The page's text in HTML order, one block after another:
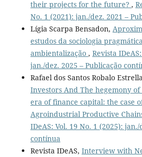
their projects for the future? ,
No. 1 (2021): jan./dez. 2021 –
Lígia Scarpa Bensadon,
estudos da sociologia
ambientalização , Revista
jan./dez. 2025 – Publicação
Rafael dos Santos Robalo
Investors And The hegemony
era of finance capital: the case
Agroindustrial Productive
IDeAS: Vol. 19 No. 1 (2025):
contínua
Revista IDeAS, Interview with